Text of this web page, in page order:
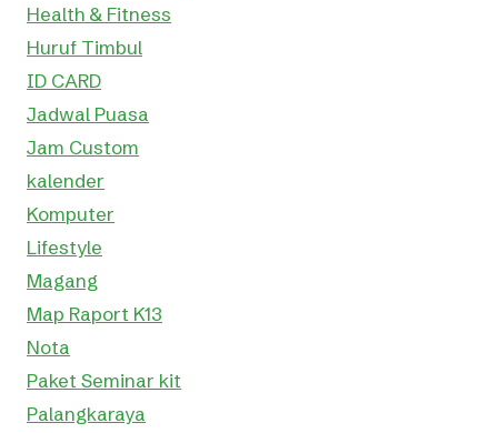
Health & Fitness
Huruf Timbul
ID CARD
Jadwal Puasa
Jam Custom
kalender
Komputer
Lifestyle
Magang
Map Raport K13
Nota
Paket Seminar kit
Palangkaraya